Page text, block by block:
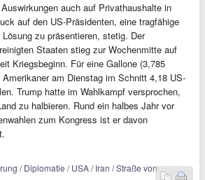
auch auf Privathaushalte in
auf den US-Präsidenten, eine tragfähige
zu präsentieren, stetig. Der
Staaten stieg zur Wochenmitte auf
Kriegsbeginn. Für eine Gallone (3,785
am Dienstag im Schnitt 4,18 US-
Trump hatte im Wahlkampf versprochen,
zu halbieren. Rund ein halbes Jahr vor
zum Kongress ist er davon
/ Diplomatie / USA / Iran / Straße von